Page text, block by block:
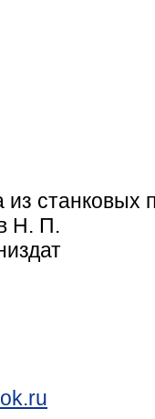
из станковых
Н. П.